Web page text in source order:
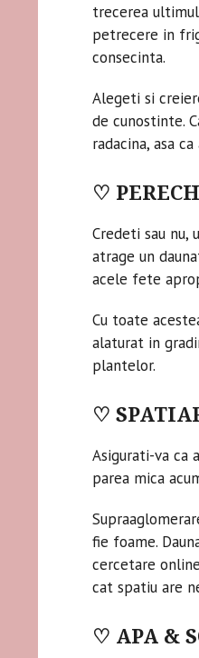
trecerea
petrecere in
consecinta.
Alegeti si
de cunostinte.
radacina, asa
♡
Credeti sau nu,
atrage un
acele fete
Cu toate
alaturat in
plantelor.
♡
Asigurati-va ca
parea mica
fie foame.
cercetare
cat spatiu are
♡ APA &